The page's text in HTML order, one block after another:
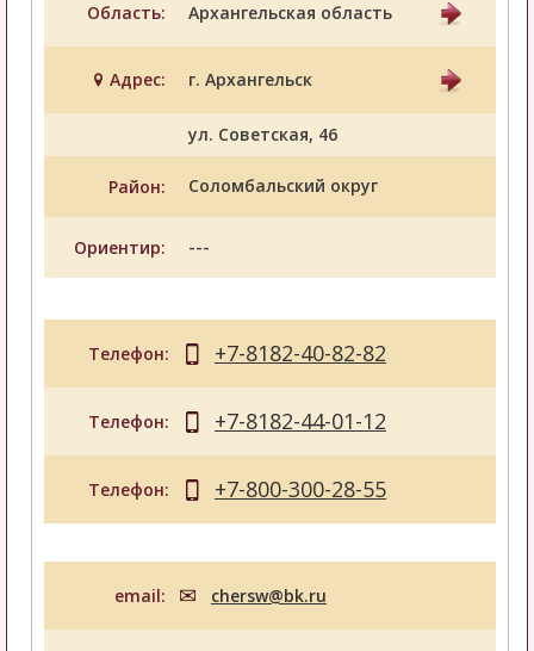
Область: Архангельская область
Адрес: г. Архангельск
ул. Советская, 46
Район: Соломбальский округ
Ориентир: ---
Телефон: +7-8182-40-82-82
Телефон: +7-8182-44-01-12
Телефон: +7-800-300-28-55
email: chersw@bk.ru